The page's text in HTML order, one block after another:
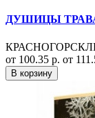
ДУШИЦЫ
от 100.35 р. от
В корзину